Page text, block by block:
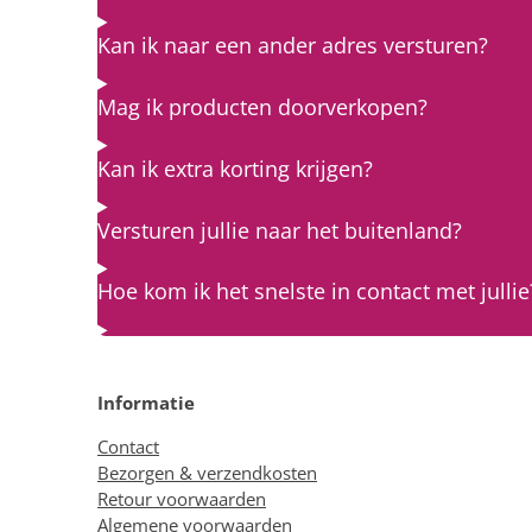
Kan ik naar een ander adres versturen?
Mag ik producten doorverkopen?
Kan ik extra korting krijgen?
Versturen jullie naar het buitenland?
Hoe kom ik het snelste in contact met
Informatie
Contact
Bezorgen & verzendkosten
Retour voorwaarden
Algemene voorwaarden